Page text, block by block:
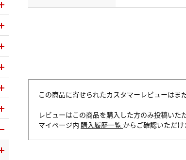
この商品に寄せられたカスタマーレビューはま
レビューはこの商品を購入した方のみ投稿いた
マイページ内 購入履歴一覧 からご確認いただけ